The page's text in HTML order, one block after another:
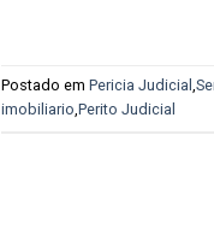
Postado em Pericia Judicial ,
imobiliario,Perito Judicial